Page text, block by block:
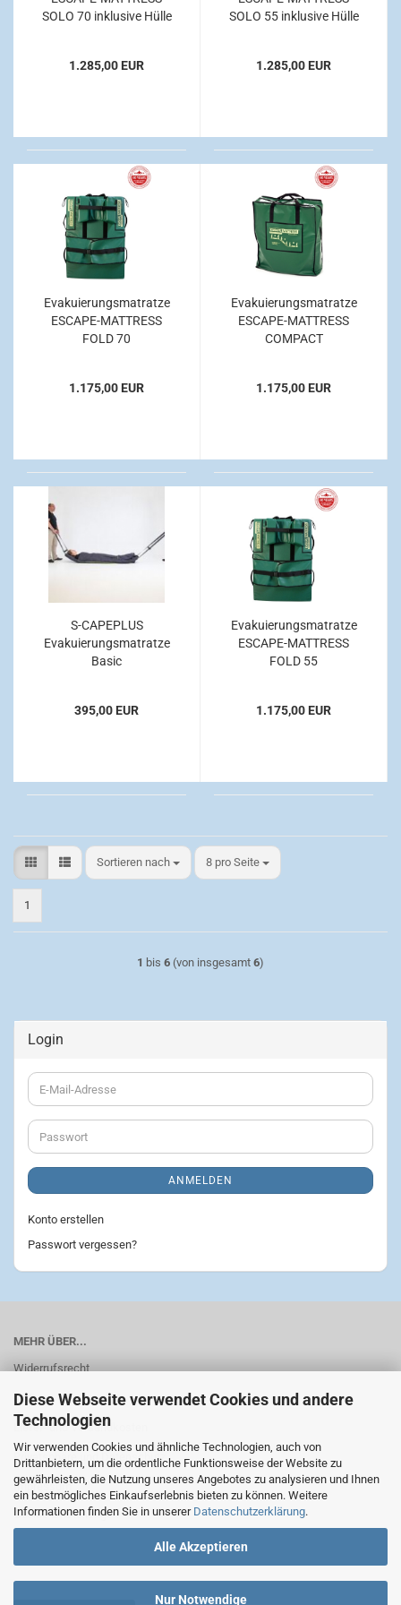
Diese Webseite verwendet Cookies und andere
Technologien
Wir verwenden Cookies und ähnliche Technologien, auch von
Drittanbietern, um die ordentliche Funktionsweise der Website zu
gewährleisten, die Nutzung unseres Angebotes zu analysieren und Ihnen
ein bestmögliches Einkaufserlebnis bieten zu können. Weitere
Informationen finden Sie in unserer Datenschutzerklärung.
Alle Akzeptieren
Nur Notwendige
SOLO 70 inklusive Hülle
1.285,00 EUR
SOLO 55 inklusive Hülle
1.285,00 EUR
Evakuierungsmatratze
ESCAPE-MATTRESS
FOLD 70
1.175,00 EUR
Evakuierungsmatratze
ESCAPE-MATTRESS
COMPACT
1.175,00 EUR
S-CAPEPLUS
Evakuierungsmatratze
Basic
395,00 EUR
Evakuierungsmatratze
ESCAPE-MATTRESS
FOLD 55
1.175,00 EUR
Sortieren nach
Sortieren nach 8 pro Seite
pro Seite
1
1 bis 6 (von insgesamt 6)
Login
E-
Mail-
Adresse
Passwort
ANMELDEN
Konto erstellen
Passwort vergessen?
MEHR ÜBER...
Widerrufsrecht
AGB
Liefer- und Versandkosten
Privatsphäre und Datenschutz
Impressum
Cookie Einstellungen